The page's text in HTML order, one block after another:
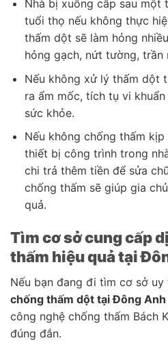
Nhà bị xuống cấp sau một
tuổi thọ nếu không thực
thấm dột sẽ làm hỏng
hỏng gạch, nứt tường, trần
Nếu không xử lý thấm dột
ra ẩm mốc, tích tụ vi
sức khỏe.
Nếu không chống thấm
thiết bị công trình trong
chi trả thêm tiền để sửa
chống thấm sẽ giúp gia
quả.
Tìm cơ sở cung cấp
thấm hiệu quả tại
Nếu bạn đang đi tìm cơ sở
chống thấm dột tại Đông Anh
công nghệ chống thấm Bách
đúng đắn.